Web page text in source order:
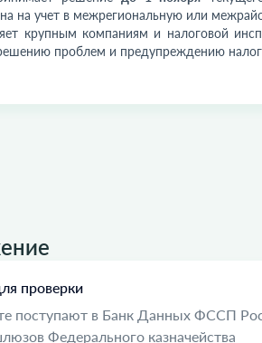
на учет в межрегиональную или
крупным компаниям и налоговой
проблем и предупреждению
проверки
поступают в Банк Данных ФССП
Федерального казначейства